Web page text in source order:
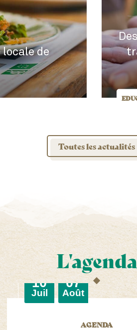
de
Toutes les actualités
L'agenda
Du10
Juil let
au 07
Août
AGENDA